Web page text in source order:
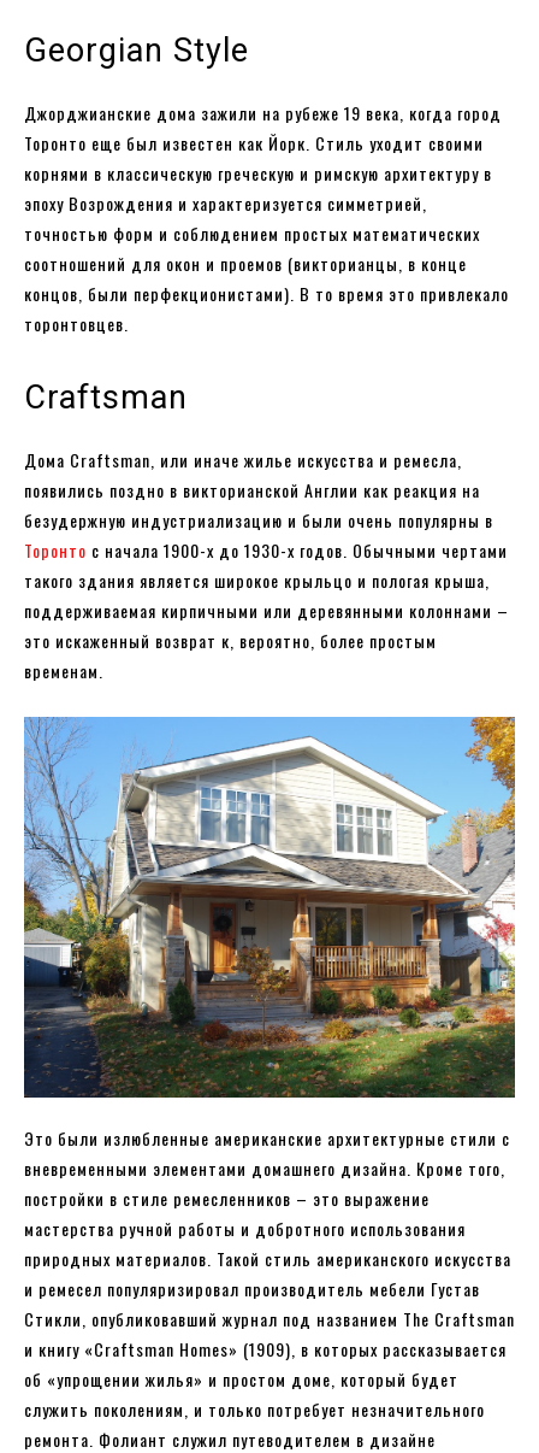
Georgian Style
Джорджианские дома зажили на рубеже 19 века, когда город
Торонто еще был известен как Йорк. Стиль уходит своими
корнями в классическую греческую и римскую архитектуру в
эпоху Возрождения и характеризуется симметрией,
точностью форм и соблюдением простых математических
соотношений для окон и проемов (викторианцы, в конце
концов, были перфекционистами). В то время это привлекало
торонтовцев.
Craftsman
Дома Craftsman, или иначе жилье искусства и ремесла,
появились поздно в викторианской Англии как реакция на
безудержную индустриализацию и были очень популярны в
Торонто с начала 1900-х до 1930-х годов. Обычными чертами
такого здания является широкое крыльцо и пологая крыша,
поддерживаемая кирпичными или деревянными колоннами –
это искаженный возврат к, вероятно, более простым
временам.
Это были излюбленные американские архитектурные стили с
вневременными элементами домашнего дизайна. Кроме того,
постройки в стиле ремесленников – это выражение
мастерства ручной работы и добротного использования
природных материалов. Такой стиль американского искусства
и ремесел популяризировал производитель мебели Густав
Стикли, опубликовавший журнал под названием The Craftsman
и книгу «Craftsman Homes» (1909), в которых рассказывается
об «упрощении жилья» и простом доме, который будет
служить поколениям, и только потребует незначительного
ремонта. Фолиант служил путеводителем в дизайне